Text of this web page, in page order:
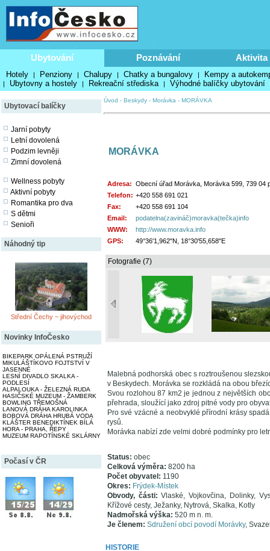
Ubytování Poznávání Aktivita
Hotely | Penziony | Chalupy | Chatky a bungalovy | Kempy a
| Ubytovny a hostely | Rekreační střediska | Výhodné balíčky ubytování
Ubytovací balíčky
Jarní pobyty
Letní dovolená
Podzim levněji
Zimní dovolená
Wellness pobyty
Aktivní pobyty
Romantika pro dva
S dětmi
Senioři
Náhodný tip
Střední Čechy ~ jihovýchod
Novinky InfoČesko
BIKEPARK OPÁLENÁ PSTRUŽÍ
MIKULÁŠTÍKOVO FOJTSTVÍ V
JASENNÉ
LESNÍ DIVADLO SKALKA -
PODLESÍ
ALPALOUKA - ŽELEZNÁ RUDA
HASIČSKÉ MUZEUM - ŽAMBERK
BOWLING TŘEMOŠNÁ
LANOVÁ DRÁHA KAROLINKA
BOBOVÁ DRÁHA HRUBÁ VODA
KLÁŠTER BENEDIKTÍNEK BÍLÁ
HORA - PRAHA, ŘEPY
MUZEUM RAPOTÍNSKÉ SKLÁRNY
Počasí v ČR
Úvod - Beskydy - Morávka - MORÁVKA
MORÁVKA
Adresa: Obecní úřad Morávka, Morávka 599, 739 04
Telefon: +420 558 691 021
Fax:
+420 558 691 104
Email:
podatelna(zavináč)moravka(tečka)info
WWW:
http://www.moravka.info
GPS:
49°36'1,962"N, 18°30'55,658"E
Fotografie (7)
Malebná podhorská obec s roztroušenou
v Beskydech. Morávka se rozkládá na obou
Svou rozlohou 87 km2 je jednou z největších
přehrada, sloužící jako zdroj pitné vody pro
Pro své vzácné a neobvyklé přírodní krásy
rysů.
Morávka nabízí zde velmi dobré podmínky pro
Status: obec
Celková výměra: 8200 ha
Počet obyvatel: 1190
Okres: Frýdek-Místek
Obvody, části:Vlaské, Vojkovčina, Dolinky,
Křížové cesty, Ježanky, Nytrová, Skalka, Kotly
Nadmořská výška: 520 m n. m.
Je členem: Sdružení obcí povodí Morávky,
HISTORIE